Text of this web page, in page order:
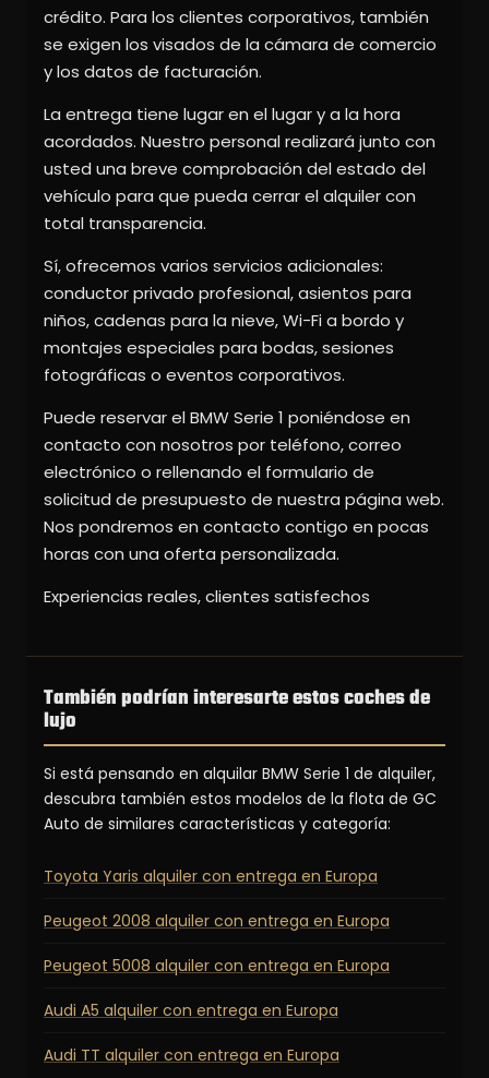
crédito. Para los clientes corporativos, también
se exigen los visados de la cámara de comercio
y los datos de facturación.
La entrega tiene lugar en el lugar y a la hora
acordados. Nuestro personal realizará junto con
usted una breve comprobación del estado del
vehículo para que pueda cerrar el alquiler con
total transparencia.
Sí, ofrecemos varios servicios adicionales:
conductor privado profesional, asientos para
niños, cadenas para la nieve, Wi-Fi a bordo y
montajes especiales para bodas, sesiones
fotográficas o eventos corporativos.
Puede reservar el BMW Serie 1 poniéndose en
contacto con nosotros por teléfono, correo
electrónico o rellenando el formulario de
solicitud de presupuesto de nuestra página web.
Nos pondremos en contacto contigo en pocas
horas con una oferta personalizada.
Experiencias reales, clientes satisfechos
También podrían interesarte estos coches de
lujo
Si está pensando en alquilar BMW Serie 1 de alquiler,
descubra también estos modelos de la flota de GC
Auto de similares características y categoría:
Toyota Yaris alquiler con entrega en Europa
Peugeot 2008 alquiler con entrega en Europa
Peugeot 5008 alquiler con entrega en Europa
Audi A5 alquiler con entrega en Europa
Audi TT alquiler con entrega en Europa